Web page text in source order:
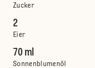
Zucker
2
Eier
70 ml
Sonnenblumenöl